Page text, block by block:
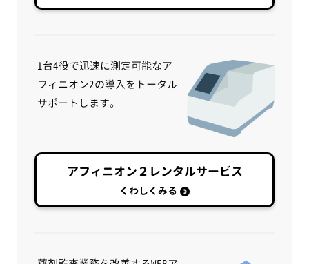
1台4役で迅速に測定可能なア
フィニオン2の導入をトータル
サポートします。
アフィニオン２レンタルサービス
くわしくみる